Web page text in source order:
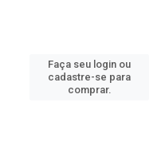
Faça seu login ou
cadastre-se para
comprar.